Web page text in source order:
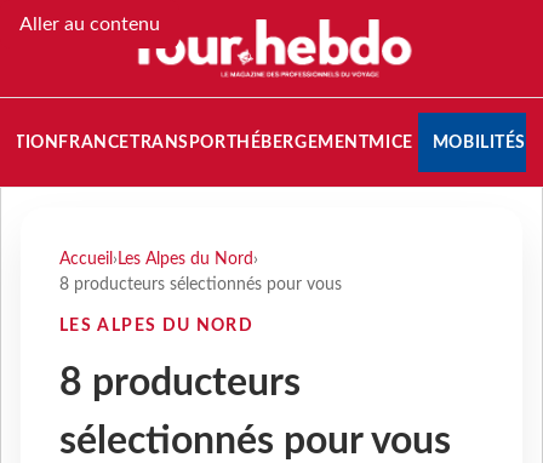
Aller au contenu
FRANCETRANSPORT HÉBERGEMENTMICE MOBILITÉS
Accueil › Les Alpes du Nord ›
8 producteurs sélectionnés pour vous
LES ALPES DU NORD
8 producteurs
sélectionnés pour vous